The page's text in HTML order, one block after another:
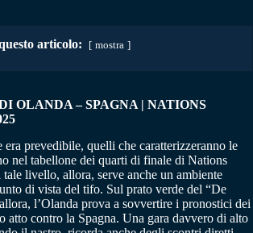
articolo: mostra
OLANDA – SPAGNA | NATIONS
era prevedibile, quelli che caratterizzeranno le
nel tabellone dei quarti di finale di Nations
livello, allora, serve anche un ambiente
di vista del tifo. Sul prato verde del “De
l’Olanda prova a sovvertire i pronostici dei
atto contro la Spagna. Una gara davvero di alto